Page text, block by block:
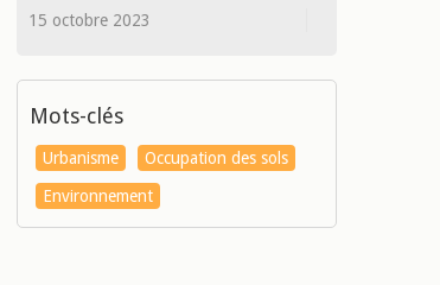
15 octobre 2023
Mots-clés
Urbanisme
Occupation des sols
Environnement